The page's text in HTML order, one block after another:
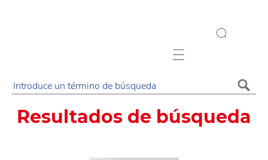
Mobile navigation
Resultados de búsqueda